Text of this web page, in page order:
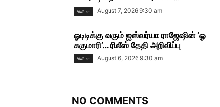
சினிமா August 7, 2026 9:30 am
ஓடிடிக்கு வரும் ஐஸ்வர்யா ராஜேஷின் ‘ஓ
சுகுமாரி’… ரிலீஸ் தேதி அறிவிப்பு
சினிமா August 6, 2026 9:30 am
NO COMMENTS